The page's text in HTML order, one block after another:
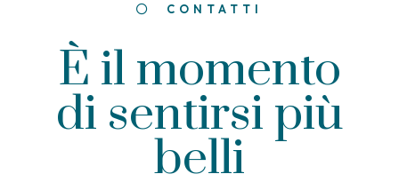
CONTATTI
È il momento
di sentirsi più
belli